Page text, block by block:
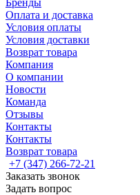
Бренды
Оплата и доставка
Условия оплаты
Условия доставки
Возврат товара
Компания
О компании
Новости
Команда
Отзывы
Контакты
Контакты
Возврат товара
+7 (347) 266-72-21
Заказать звонок
Задать вопрос